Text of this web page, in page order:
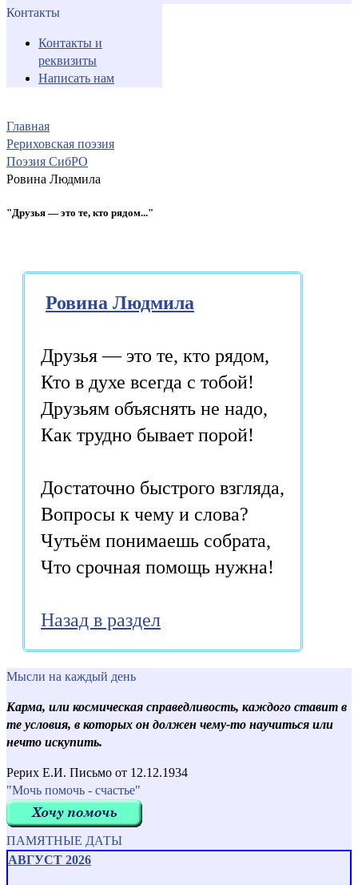
Контакты
Контакты и
реквизиты
Написать нам
Главная
Рериховская поэзия
Поэзия СибРО
Ровина Людмила
"Друзья — это те, кто рядом..."
Ровина Людмила
Друзья — это те, кто рядом,
Кто в духе всегда с тобой!
Друзьям объяснять не надо,
Как трудно бывает порой!
Достаточно быстрого взгляда,
Вопросы к чему и слова?
Чутьём понимаешь собрата,
Что срочная помощь нужна!
Назад в раздел
Мысли на каждый день
Карма, или космическая справедливость, каждого ставит в
те условия, в которых он должен чему-то научиться или
нечто искупить.
Рерих Е.И. Письмо от 12.12.1934
"Мочь помочь - счастье"
ПАМЯТНЫЕ ДАТЫ
АВГУСТ 2026